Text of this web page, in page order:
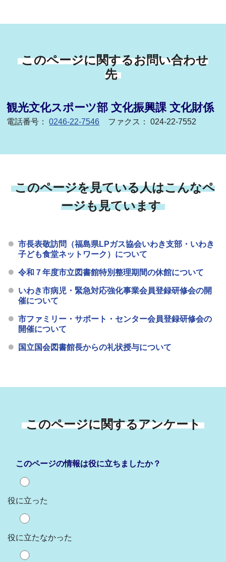
このページに関するお問い合わせ
先
観光文化スポーツ部 文化振興課 文化財係
電話番号：0246-22-7546 ファクス： 024-22-7552
このページを見ている人はこんなペ
ージも見ています
市長表敬訪問（福島県LPガス協会いわき支部・いわき
子ども食堂ネットワーク）について
令和７年度市立図書館特別整理期間の休館について
いわき市病児・緊急対応強化事業会員登録研修会の開
催について
市ファミリー・サポート・センター会員登録研修会の
開催について
国立国会図書館長からの礼状授与について
このページに関するアンケート
このページの情報は役に立ちましたか？
役に立った
役に立たなかった